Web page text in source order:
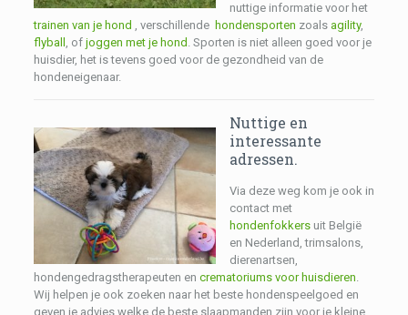
nuttige informatie voor het
trainen van je hond , verschillende hondensporten zoals agility,
flyball , of joggen met je hond . Sporten is niet alleen goed voor je
huisdier, het is tevens goed voor de gezondheid van de
hondeneigenaar.
Nuttige en
interessante
adressen.
Via deze weg kom je ook in
contact met
hondenfokkersuit België
en Nederland, trimsalons,
dierenartsen,
hondengedragstherapeuten en crematoriums voor huisdieren.
Wij helpen je ook zoeken naar het beste hondenspeelgoed en
geven je advies welke de beste slaapmanden zijn voor je kleine